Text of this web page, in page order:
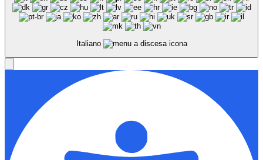
Italiano